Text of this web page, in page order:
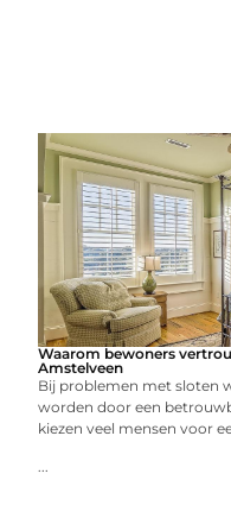
Waarom bewoners
Amstelveen
Bij problemen met sloten
worden door een
kiezen veel mensen voor
...